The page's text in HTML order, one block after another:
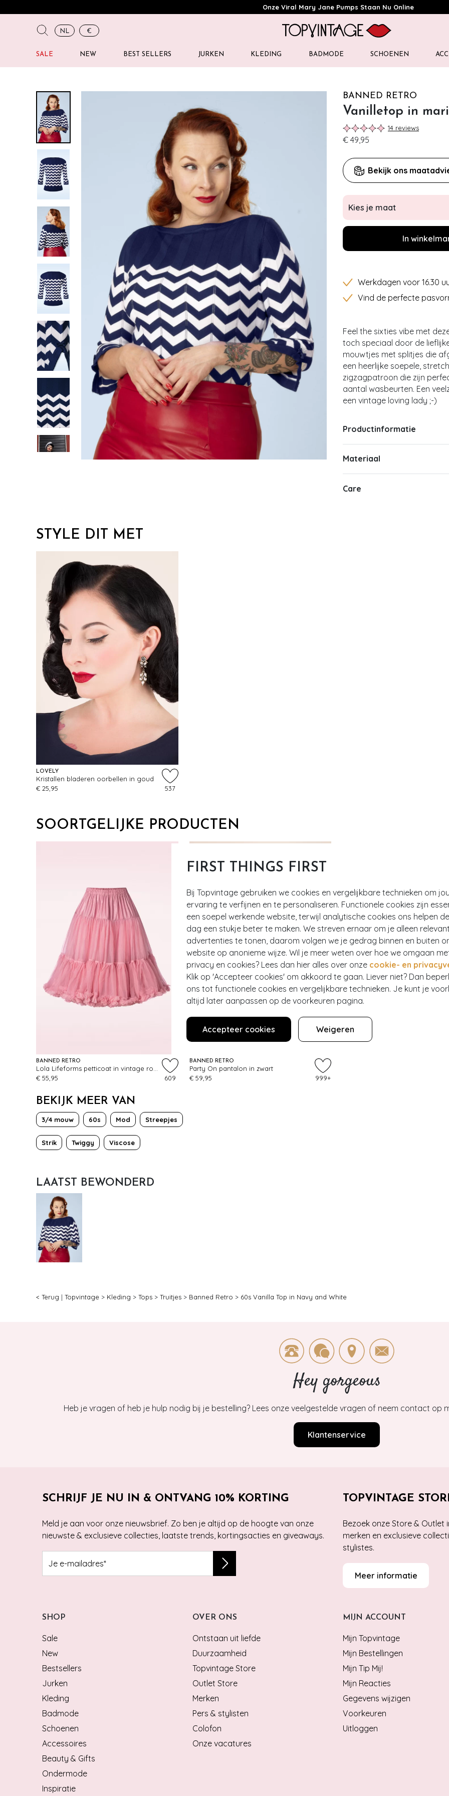
FIRST THINGS FIRST
Bij Topvintage gebruiken we cookies en vergelijkbare technieken om
ervaring te verfijnen en te personaliseren. Functionele cookies zijn
een soepel werkende website, terwijl analytische cookies ons helpen
dag een stukje beter te maken. We streven ernaar om je alleen
advertenties te tonen, daarom volgen we je gedrag binnen en buiten
website op anonieme wijze. Wil je meer weten over hoe we omgaan
privacy en cookies? Lees dan hier alles over onze cookie- en
Klik op 'Accepteer cookies' om akkoord te gaan. Liever niet? Dan
ons tot functionele cookies en vergelijkbare technieken. Je kunt je
altijd later aanpassen op de voorkeuren pagina.
Accepteer cookies Weigeren
Onze Viral Mary Jane Pumps Staan Nu Online
NL €
SALE NEW BEST SELLERS JURKEN KLEDING BADMODE SCHOENEN
BANNED RETRO
Vanilletop in
14 reviews
€ 49,95
Bekijk ons
Kies je maat
In
Werkdagen voor 16.30
Vind de perfecte
Feel the sixties vibe met
toch speciaal door de
mouwtjes met splitjes die
een heerlijke soepele,
zigzagpatroon die zijn
aantal wasbeurten. Een
een vintage loving lady ;-)
Productinformatie
Materiaal
Care
STYLE DIT MET
LOVELY
Kristallen bladeren oorbellen in goud
€ 25,95
537
SOORTGELIJKE PRODUCTEN
BANNED RETRO
€ 55,95
609
BANNED RETRO
Party On pantalon in zwart
€ 59,95
999+
BEKIJK MEER VAN
3/4 mouw 60s Mod Streepjes
Strik Twiggy Viscose
LAATST BEWONDERD
< Terug | Topvintage > Kleding > Tops > Truitjes > Banned Retro > 60s Vanilla Top in Navy and White
Hey gorgeous
Heb je vragen of heb je hulp nodig bij je bestelling? Lees onze veelgestelde vragen of neem contact op
Klantenservice
SCHRIJF JE NU IN & ONTVANG 10% KORTING
Meld je aan voor onze nieuwsbrief. Zo ben je altijd op de hoogte van onze
nieuwste & exclusieve collecties, laatste trends, kortingsacties en giveaways.
TOPVINTAGE
Bezoek onze Store & Outlet
merken en exclusieve
stylistes.
Meer informatie
SHOP
Sale
New
Bestsellers
Jurken
Kleding
Badmode
Schoenen
Accessoires
Beauty & Gifts
Ondermode
Inspiratie
OVER ONS
Ontstaan uit liefde
Duurzaamheid
Topvintage Store
Outlet Store
Merken
Pers & stylisten
Colofon
Onze vacatures
MIJN ACCOUNT
Mijn Topvintage
Mijn Bestellingen
Mijn Tip Mij!
Mijn Reacties
Gegevens wijzigen
Voorkeuren
Uitloggen